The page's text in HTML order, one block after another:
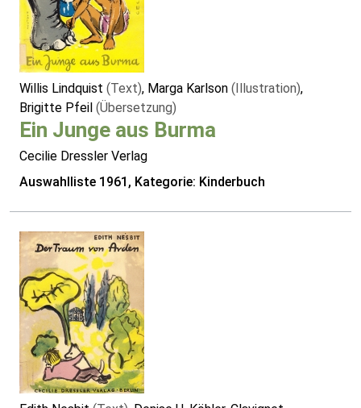
Willis Lindquist (Text), Marga Karlson (Illustration),
Brigitte Pfeil (Übersetzung)
Ein Junge aus Burma
Cecilie Dressler Verlag
Auswahlliste 1961, Kategorie: Kinderbuch